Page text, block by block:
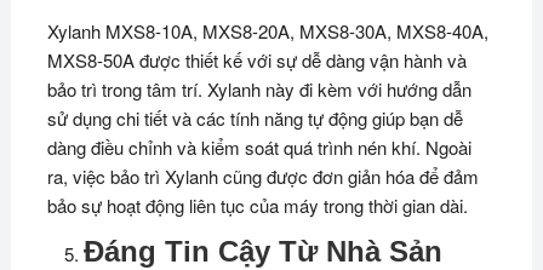
Xylanh MXS8-10A, MXS8-20A, MXS8-30A, MXS8-40A,
MXS8-50A được thiết kế với sự dễ dàng vận hành và
bảo trì trong tâm trí. Xylanh này đi kèm với hướng dẫn
sử dụng chi tiết và các tính năng tự động giúp bạn dễ
dàng điều chỉnh và kiểm soát quá trình nén khí. Ngoài
ra, việc bảo trì Xylanh cũng được đơn giản hóa để đảm
bảo sự hoạt động liên tục của máy trong thời gian dài.
Đáng Tin Cậy Từ Nhà Sản